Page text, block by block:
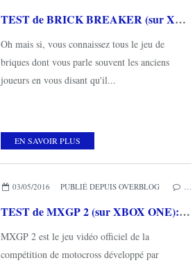
TEST de BRICK BREAKER (sur XBOX ONE): le plaisir de jouer d'antan retrouvé!
Oh mais si, vous connaissez tous le jeu de
briques dont vous parle souvent les anciens
joueurs en vous disant qu'il...
EN SAVOIR PLUS
03/05/2016 PUBLIÉ DEPUIS OVERBLOG …
TEST de MXGP 2 (sur XBOX ONE): le grand saut dans la boue
MXGP 2 est le jeu vidéo officiel de la
compétition de motocross développé par